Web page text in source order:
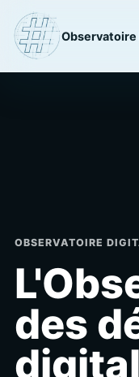
Observatoire
OBSERVATOIRE
des